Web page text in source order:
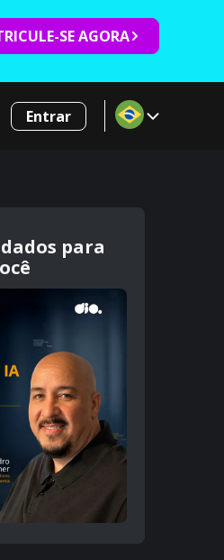
SE AGORA
Entrar
para